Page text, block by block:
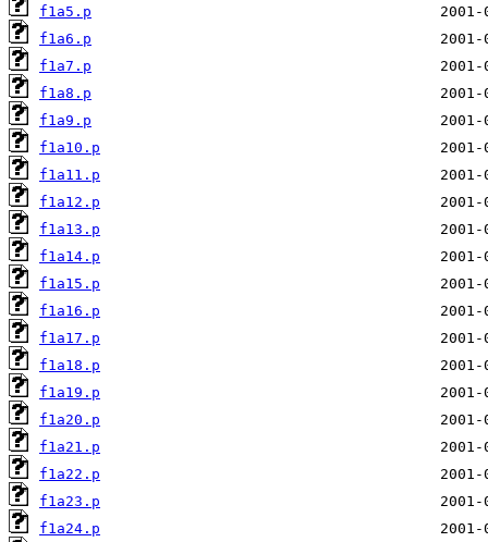
f1a5.p
f1a6.p
f1a7.p
f1a8.p
f1a9.p
f1a10.p
f1a11.p
f1a12.p
f1a13.p
f1a14.p
f1a15.p
f1a16.p
f1a17.p
f1a18.p
f1a19.p
f1a20.p
f1a21.p
f1a22.p
f1a23.p
f1a24.p